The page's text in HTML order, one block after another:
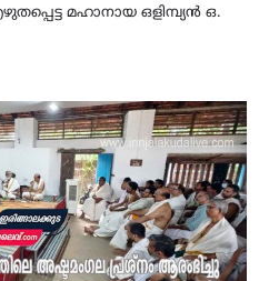
മഹാനായ ഒളിമ്പ്യൻ ഒ.